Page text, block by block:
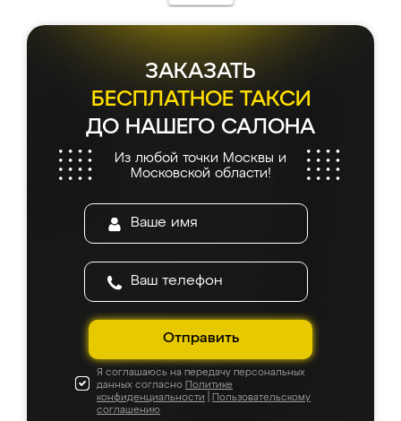
ЗАКАЗАТЬ
БЕСПЛАТНОЕ ТАКСИ
ДО НАШЕГО САЛОНА
Из любой точки Москвы и
Московской области!
Отправить
Я соглашаюсь на передачу персональных
данных согласно Политике
конфиденциальности
Пользовательскому
соглашению